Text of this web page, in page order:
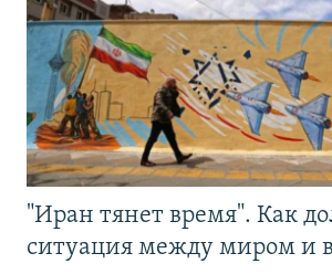
"Иран тянет время". Как
ситуация между миром и